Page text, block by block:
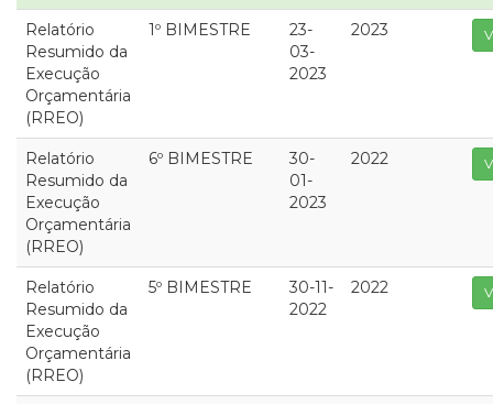
Relatório
Resumido da
Execução
Orçamentária
(RREO)
1º BIMESTRE
23-
03-
2023
2023
Relatório
Resumido da
Execução
Orçamentária
(RREO)
6º BIMESTRE
30-
01-
2023
2022
Relatório
Resumido da
Execução
Orçamentária
(RREO)
5º BIMESTRE
30-11-
2022
2022